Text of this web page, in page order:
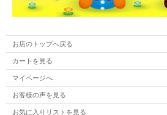
お店のトップへ戻る
カートを見る
マイページへ
お客様の声を見る
お気に入りリストを見る